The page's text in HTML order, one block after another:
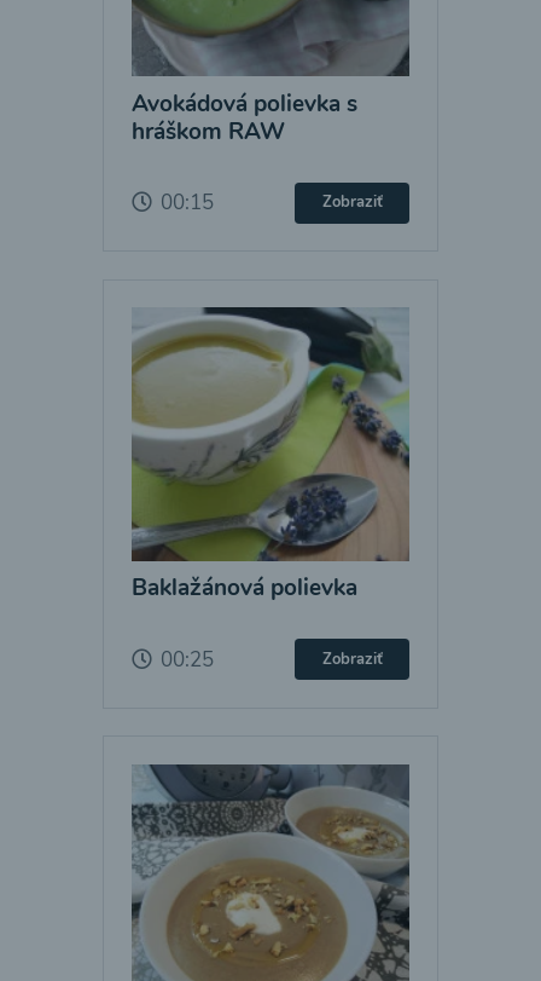
Avokádová polievka s
hráškom RAW
00:15 Zobraziť
Baklažánová polievka
00:25 Zobraziť